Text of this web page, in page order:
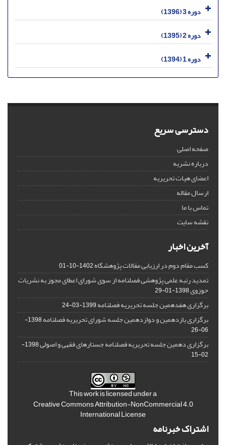
دوره 3 (1396)
دوره 2 (1395)
دوره 1 (1394)
دسترسی سریع
صفحه اصلی
درباره نشریه
اعضای هیات تحریریه
ارسال مقاله
تماس با ما
نقشه سایت
آخرین اخبار
کسب مقام دوم در ارزیابی مقالات پژوهشگاه1402-10-01
تمدید رتبه علمی پژوهشی فصلنامه از سوی شورای اعطای مجوز به نشریات
حوزوی1398-01-29
برگزاری هفدهمین جلسه تحریریه فصلنامه1399-03-24
برگزاری یازدهمین و دوازدهمین جلسه شورای تحریریه فصلنامه
1398-
06-26
برگزاری دهمین جلسه تحریریه فصلنامه جستارهای فقهی و اصولی
1398-
02-15
This work is licensed under a
Creative Commons Attribution-NonCommercial 4.0
International License
اشتراک خبرنامه